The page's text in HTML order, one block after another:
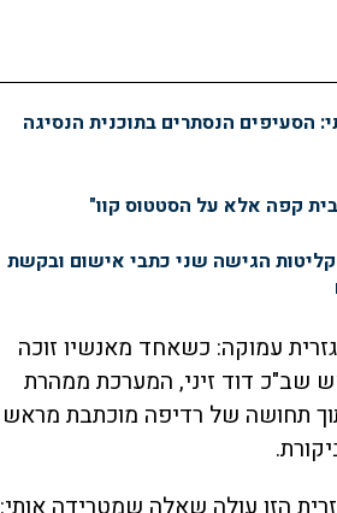
הסעיפים הנסתרים בתוכנית הנסיגה
קפה אלא על הסטטוס קוו"
הגישה שני כתבי אישום ובקשת
עמוקה: כשאחד מאנשיו זוכה
שב"כ דוד זיני, המערכת ממהרת
תחושה של רדיפה מוכתבת מראש